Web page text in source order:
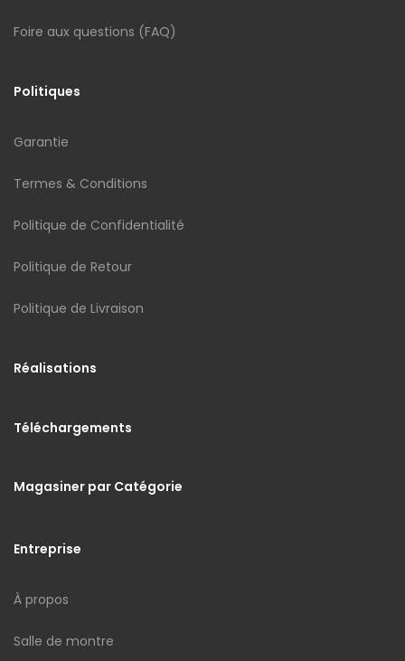
Foire aux questions (FAQ)
Politiques
Garantie
Termes & Conditions
Politique de Confidentialité
Politique de Retour
Politique de Livraison
Réalisations
Téléchargements
Magasiner par Catégorie
Entreprise
À propos
Salle de montre